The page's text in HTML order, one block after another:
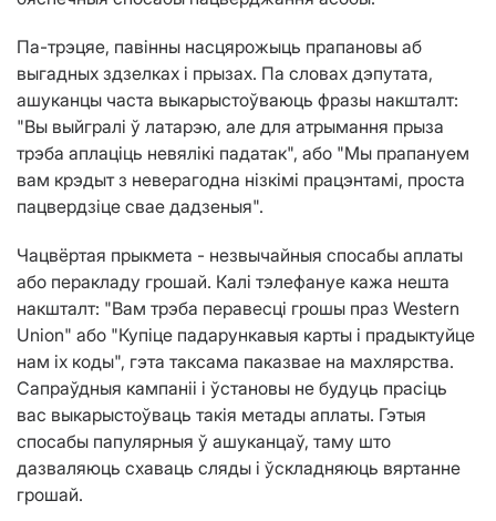
Па-трэцяе, павінны насцярожыць прапановы аб
выгадных здзелках і прызах. Па словах дэпутата,
ашуканцы часта выкарыстоўваюць фразы накшталт:
"Вы выйгралі ў латарэю, але для атрымання прыза
трэба аплаціць невялікі падатак", або "Мы прапануем
вам крэдыт з неверагодна нізкімі працэнтамі, проста
пацвердзіце свае дадзеныя".
Чацвёртая прыкмета - незвычайныя спосабы аплаты
або перакладу грошай. Калі тэлефануе кажа нешта
накшталт: "Вам трэба перавесці грошы праз Western
Union" або "Купіце падарункавыя карты і прадыктуйце
нам іх коды", гэта таксама паказвае на махлярства.
Сапраўдныя кампаніі і ўстановы не будуць прасіць
вас выкарыстоўваць такія метады аплаты. Гэтыя
спосабы папулярныя ў ашуканцаў, таму што
дазваляюць схаваць сляды і ўскладняюць вяртанне
грошай.